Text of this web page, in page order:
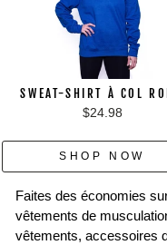
SWEAT-SHIRT À COL
$24.98
SHOP NOW
Faites des économies
vêtements de
vêtements, accessoires